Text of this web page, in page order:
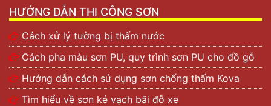
HƯỚNG DẪN THI CÔNG SƠN
Cách xử lý tường bị thấm nước
Cách pha màu sơn PU, quy trình sơn PU cho đồ gỗ
Hướng dẫn cách sử dụng sơn chống thấm Kova
Tìm hiểu về sơn kẻ vạch bãi đỗ xe